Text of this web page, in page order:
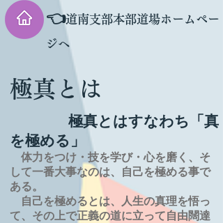
👈道南支部本部道場ホームペー
ジへ
極真とは
極真とはすなわち「真
を極める」
体力をつけ・技を学び・心を磨く、そ
して一番大事なのは、自己を極める事で
ある。
自己を極めるとは、
人生の真理を悟っ
て、その上で正義の道に立って自由闊達